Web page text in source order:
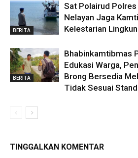
BERITA
Sat Polairud
Nelayan Jaga
Kelestarian
BERITA
Bhabinkamtibmas
Edukasi Warga,
Brong Bersedia
Tidak Sesuai
TINGGALKAN KOMENTAR